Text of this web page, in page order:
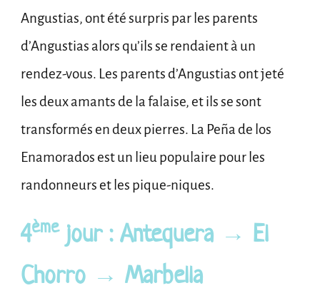
Angustias, ont été surpris par les parents
d’Angustias alors qu’ils se rendaient à un
rendez-vous. Les parents d’Angustias ont jeté
les deux amants de la falaise, et ils se sont
transformés en deux pierres. La Peña de los
Enamorados est un lieu populaire pour les
randonneurs et les pique-niques.
4èmejour : Antequera → El
Chorro → Marbella